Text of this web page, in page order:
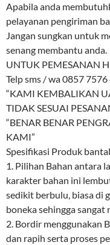
Apabila anda
pelayanan pengiriman
Jangan sungkan untuk
senang membantu anda.
UNTUK PEMESANAN
Telp sms / wa 0857
“KAMI KEMBALIKAN
TIDAK SESUAI
“BENAR BENAR
KAMI”
Spesifikasi Produk
1. Pilihan Bahan antara
karakter bahan ini
sedikit berbulu, biasa di
boneka sehingga
2. Bordir menggunakan
dan rapih serta proses